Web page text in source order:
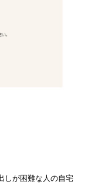
しが困難な人の自宅